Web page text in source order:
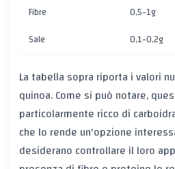
Fibre
0,5-1g
Sale
0,1-0,2g
La tabella sopra riporta i valori
quinoa. Come si può notare,
particolarmente ricco di
che lo rende un'opzione
desiderano controllare il loro